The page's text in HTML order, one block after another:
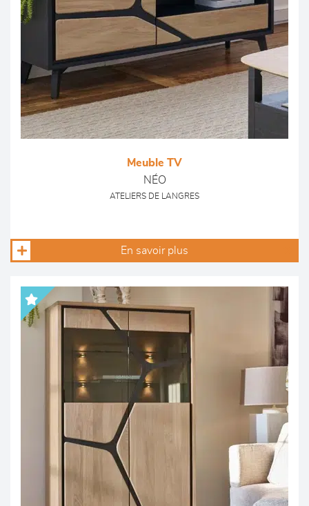
Meuble TV
NÉO
ATELIERS DE LANGRES
En savoir plus